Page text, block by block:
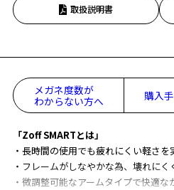
取扱説明書
メガネ度数が
わからない方へ
購入
「Zoff SMARTとは」
・長時間の使用でも疲れにくい軽さを
・フレームがしなやかな為、壊れにく
・微調整可能なアームタイプで快適な